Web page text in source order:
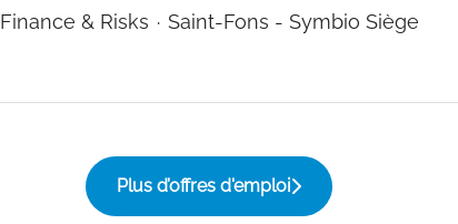
Finance & Risks · Saint-Fons - Symbio Siège
Plus d’offres d'emploi